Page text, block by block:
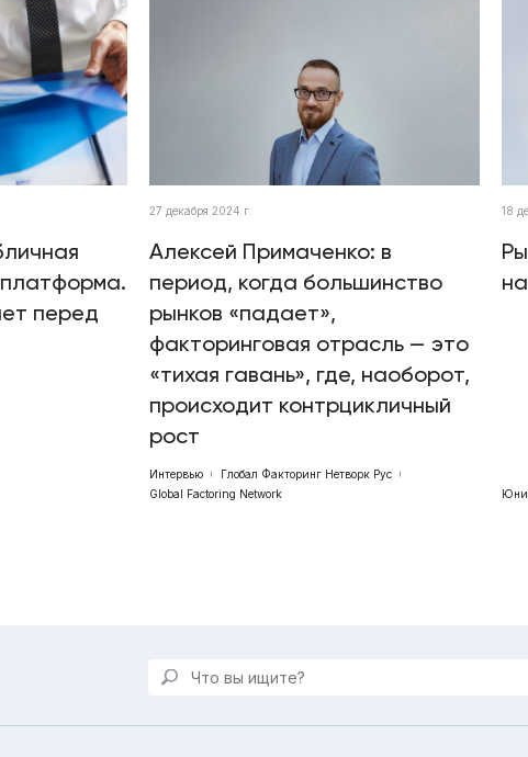
перед
27 декабря 2024 г.
Алексей Примаченко: в
период, когда большинство
рынков «падает»,
факторинговая отрасль — это
«тихая гавань», где, наоборот,
происходит контрцикличный
рост
Интервью
Глобал Факторинг Нетворк Рус
Global Factoring Network
18